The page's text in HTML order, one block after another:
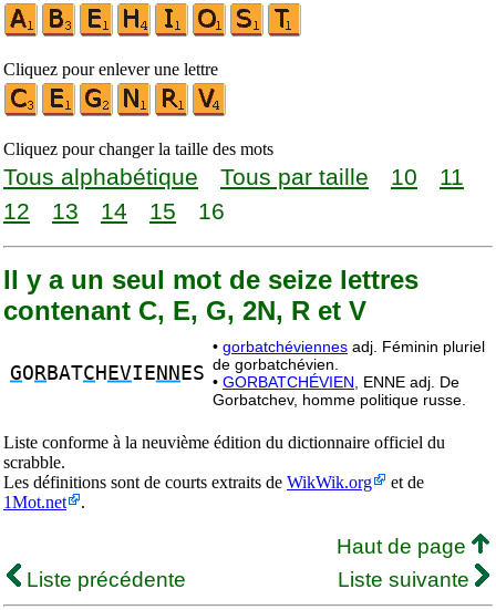
Cliquez pour enlever une lettre
Cliquez pour changer la taille des mots
Tous alphabétique Tous par taille 10
11
12
13 14 15 16
Il y a un seul mot de seize lettres
contenant C, E, G, 2N, R et V
GO RBATC H EVIE NN ES
• gorbatchéviennes adj. Féminin pluriel
de gorbatchévien.
• GORBATCHÉVIEN,
ENNE adj. De
Gorbatchev, homme politique russe.
Liste conforme à la neuvième édition du dictionnaire officiel du
scrabble.
Les définitions sont de courts extraits de WikWik.org
et de
1Mot.net
.
Haut de page
Liste précédente
Liste suivante